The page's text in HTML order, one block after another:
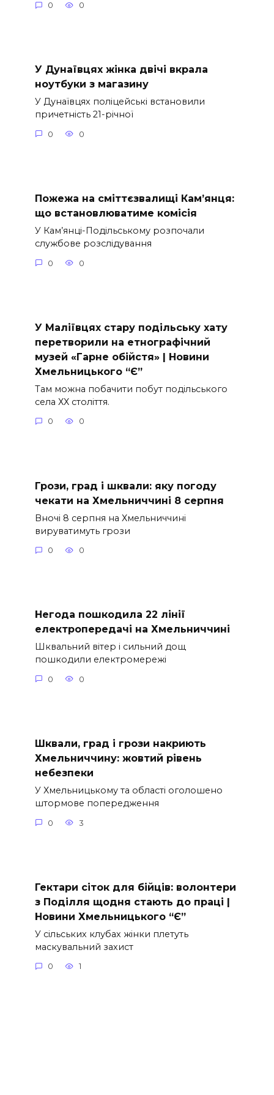
0 0
У Дунаївцях жінка двічі вкрала
ноутбуки з магазину
У Дунаївцях поліцейські встановили
причетність 21-річної
0 0
Пожежа на сміттєзвалищі Кам’янця:
що встановлюватиме комісія
У Кам’янці-Подільському розпочали
службове розслідування
0 0
У Маліївцях стару подільську хату
перетворили на етнографічний
музей «Гарне обійстя» | Новини
Хмельницького “Є”
Там можна побачити побут подільського
села ХХ століття.
0 0
Грози, град і шквали: яку погоду
чекати на Хмельниччині 8 серпня
Вночі 8 серпня на Хмельниччині
вируватимуть грози
0 0
Негода пошкодила 22 лінії
електропередачі на Хмельниччині
Шквальний вітер і сильний дощ
пошкодили електромережі
0 0
Шквали, град і грози накриють
Хмельниччину: жовтий рівень
небезпеки
У Хмельницькому та області оголошено
штормове попередження
0 3
Гектари сіток для бійців: волонтери
з Поділля щодня стають до праці |
Новини Хмельницького “Є”
У сільських клубах жінки плетуть
маскувальний захист
0 1